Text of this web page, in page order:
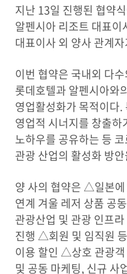
지난 13일 진행된 협약
알펜시아 리조트 대표이
대표이사 외 양사 관계
이번 협약은 국내외 다
롯데호텔과 알펜시아와
영업활성화가 목적이다
영업적 시너지를 창출하
노하우를 공유하는 등
관광 산업의 활성화 방
양 사의 협약은 △일본
연계 겨울 레저 상품 공
관광산업 및 관광 인프
진행 △회원 및 임직원
이용 할인 △상호 관광
및 공동 마케팅, 신규 사